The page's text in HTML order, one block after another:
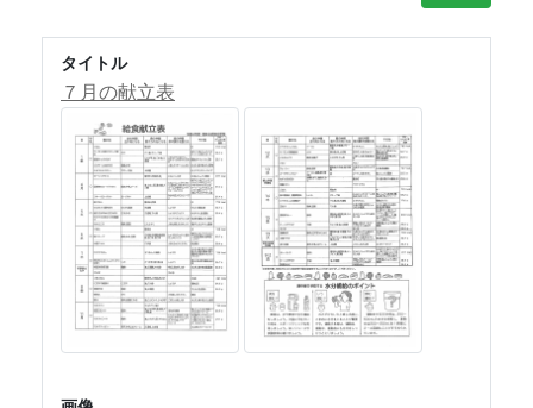
タイトル
７月の献立表